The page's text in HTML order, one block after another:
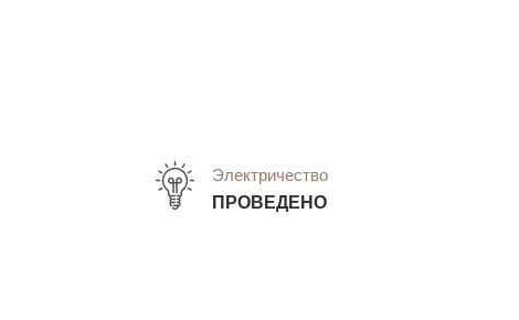
Электричество
ПРОВЕДЕНО